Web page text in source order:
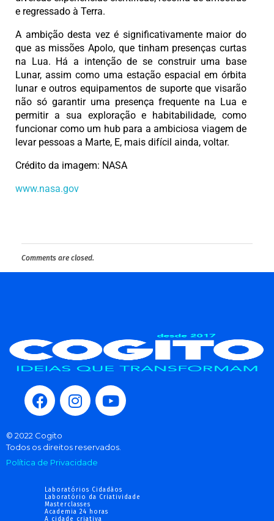
e regressado à Terra.
A ambição desta vez é significativamente maior do
que as missões Apolo, que tinham presenças curtas
na Lua. Há a intenção de se construir uma base
Lunar, assim como uma estação espacial em órbita
lunar e outros equipamentos de suporte que visarão
não só garantir uma presença frequente na Lua e
permitir a sua exploração e habitabilidade, como
funcionar como um hub para a ambiciosa viagem de
levar pessoas a Marte, E, mais difícil ainda, voltar.
Crédito da imagem: NASA
www.nasa.gov
Comments are closed.
© 2022 Cogito
Todos os direitos reservados.
Política de Privacidade
Laboratórios Cidadãos
Laboratório da Criatividade
Masterclasses
Academia 24 horas
A cidade criativa